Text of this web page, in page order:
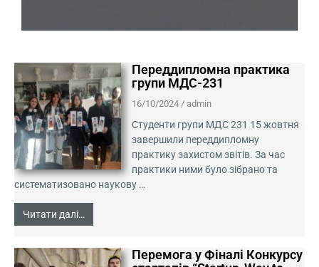
Переддипломна практика
групи МДС-231
16/10/2024 / admin
Студенти групи МДС 231 15 жовтня
завершили переддипломну
практику захистом звітів. За час
практики ними було зібрано та
систематизовано наукову …
Читати далі…
Перемога у Фіналі Конкурсу